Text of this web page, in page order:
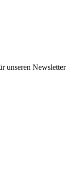
unseren Newsletter